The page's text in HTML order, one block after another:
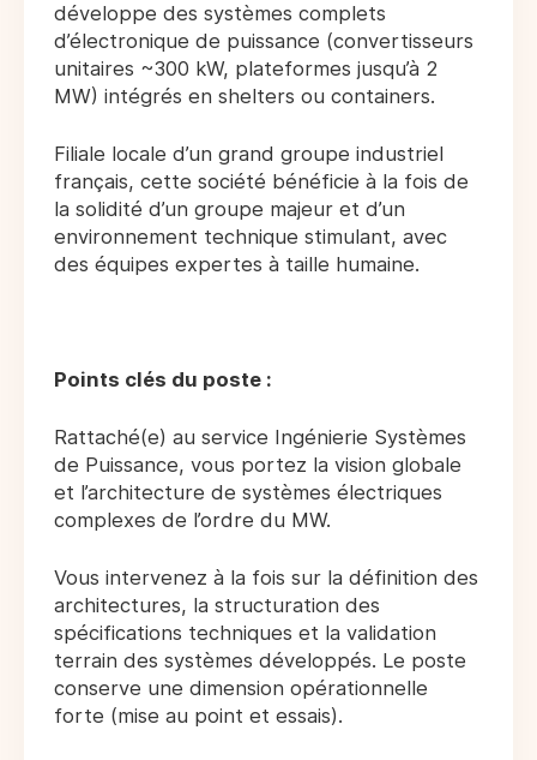
développe des systèmes complets
d’électronique de puissance (convertisseurs
unitaires ~300 kW, plateformes jusqu’à 2
MW) intégrés en shelters ou containers.
Filiale locale d’un grand groupe industriel
français, cette société bénéficie à la fois de
la solidité d’un groupe majeur et d’un
environnement technique stimulant, avec
des équipes expertes à taille humaine.
Points clés du poste :
Rattaché(e) au service Ingénierie Systèmes
de Puissance, vous portez la vision globale
et l’architecture de systèmes électriques
complexes de l’ordre du MW.
Vous intervenez à la fois sur la définition des
architectures, la structuration des
spécifications techniques et la validation
terrain des systèmes développés. Le poste
conserve une dimension opérationnelle
forte (mise au point et essais).